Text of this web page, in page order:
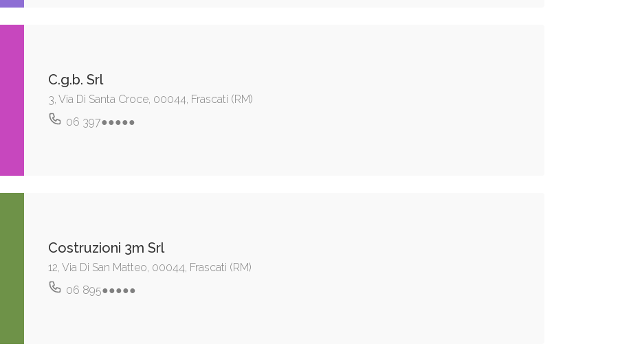
C.g.b. Srl
3, Via Di Santa Croce, 00044, Frascati (RM)
06 397●●●●●
Costruzioni 3m Srl
12, Via Di San Matteo, 00044, Frascati (RM)
06 895●●●●●